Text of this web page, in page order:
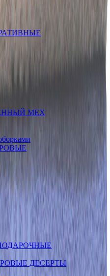
МЕХ
ДЕСЕРТЫ